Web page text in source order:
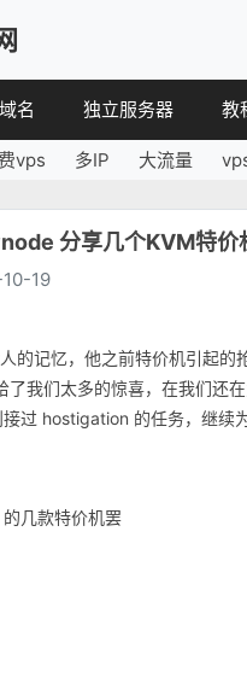
名 独立服务器 教
vps 多IP 大流量
分享几个KVM特价
19
的记忆，他之前特价机引起
了我们太多的惊喜，在我们还
过 hostigation 的任务，继续为
几款特价机罢